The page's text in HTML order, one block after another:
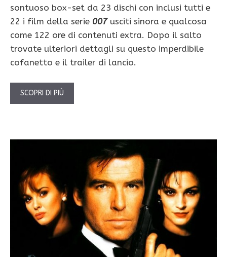
sontuoso box-set da 23 dischi con inclusi tutti e
22 i film della serie 007usciti sinora e qualcosa
come 122 ore di contenuti extra. Dopo il salto
trovate ulteriori dettagli su questo imperdibile
cofanetto e il trailer di lancio.
SCOPRI DI PIÙ